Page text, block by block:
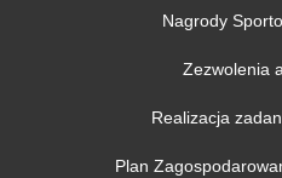
Nagrody
Zezwolenia
Realizacja
Plan